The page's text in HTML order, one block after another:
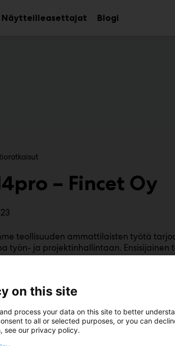
NäytteilleasettajatAvaaBlogi
– Fincet Oy
teollisuuden ammattilaisten työtä
työn- ja projektinhallintaan.
hallintaa.
on this site
process your data on this site to better
to all or selected purposes, or you can
see our privacy policy.